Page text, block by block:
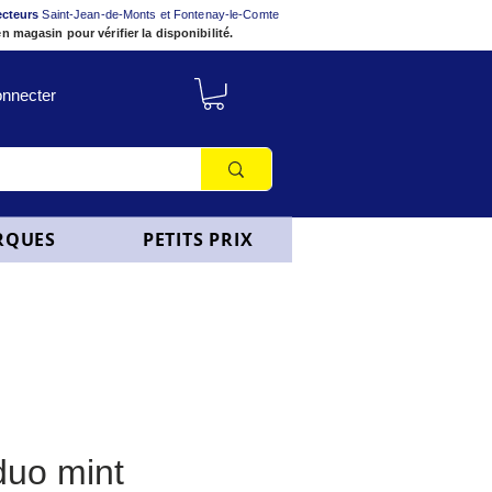
Saint-Jean-de-Monts et Fontenay-le-Comte
magasin pour vérifier la disponibilité.
PETITS PRIX
mint